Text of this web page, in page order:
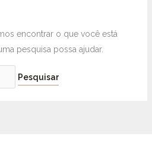
encontrar o que você está
pesquisa possa ajudar.